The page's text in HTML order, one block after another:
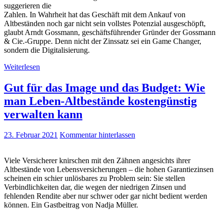
suggerieren die
Zahlen. In Wahrheit hat das Geschäft mit dem Ankauf von
Altbeständen noch gar nicht sein vollstes Potenzial ausgeschöpft,
glaubt Arndt Gossmann, geschäftsführender Gründer der Gossmann
& Cie.-Gruppe. Denn nicht der Zinssatz sei ein Game Changer,
sondern die Digitalisierung.
Weiterlesen
Gut für das Image und das Budget: Wie
man Leben-Altbestände kostengünstig
verwalten kann
23. Februar 2021 Kommentar hinterlassen
Viele Versicherer knirschen mit den Zähnen angesichts ihrer
Altbestände von Lebensversicherungen – die hohen Garantiezinsen
scheinen ein schier unlösbares zu Problem sein: Sie stellen
Verbindlichkeiten dar, die wegen der niedrigen Zinsen und
fehlenden Rendite aber nur schwer oder gar nicht bedient werden
können. Ein Gastbeitrag von Nadja Müller.